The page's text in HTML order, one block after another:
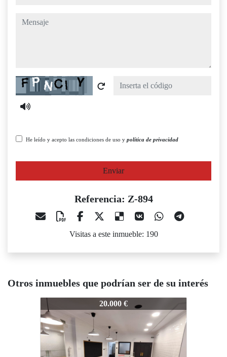
mensaje
Captcha
He leído y acepto las condiciones de uso y política de privacidad
Enviar
Referencia: Z-894
Visitas a este inmueble: 190
Otros inmuebles que podrían ser de su interés
20.000 € 35.000 €